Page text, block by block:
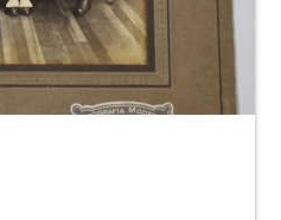
Japonés
Japonesa